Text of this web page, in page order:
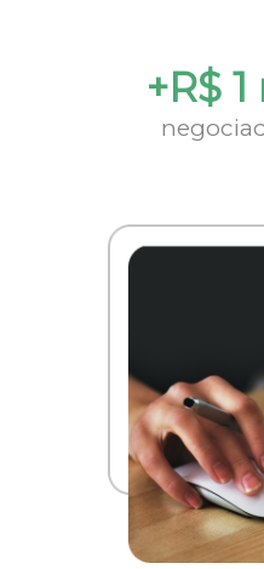
+R$